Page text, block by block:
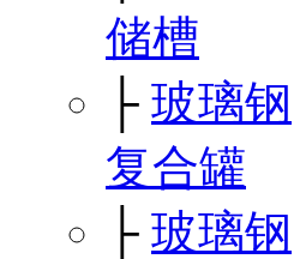
储槽
├ 玻璃钢
复合罐
├ 玻璃钢